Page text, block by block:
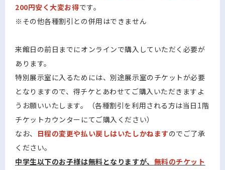
200円安く大変お得です。
※その他各種割引との併用はできません
来館日の前日までにオンラインで購入していただく必要が
あります。
特別展示室に入るためには、別途展示室のチケットが必要
となりますので、得チケとあわせてご購入いただきますよ
うお願いいたします。（各種割引を利用される方は当日1階
チケットカウンターにてご購入ください）
なお、 日程の変更や払い戻しはいたしかねますのでご了承
ください。
中学生以下のお子様は無料となりますが、 無料のチケット